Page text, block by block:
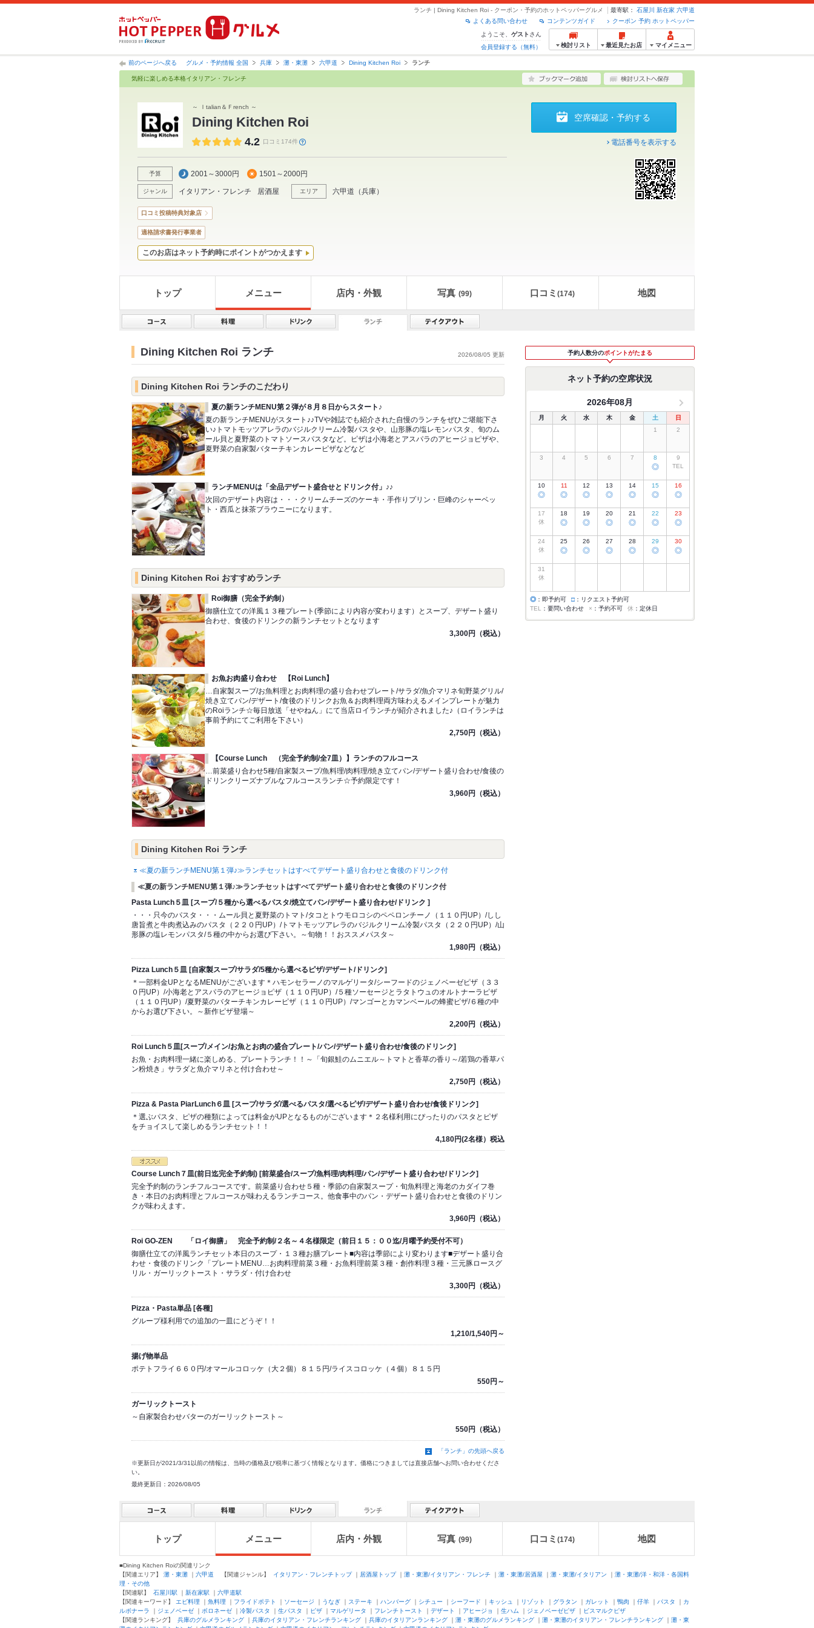
ランチ | Dining Kitchen Roi - クーポン・予約のホットペッパーグルメ 最寄駅： 石屋川 新在家 六甲道
クーポン 予約 ホットペッパー
コンテンツガイド
よくある問い合わせ
ようこそ、 ゲスト さん
会員登録する（無料）
検討リスト 最近見たお店 マイメニュー
前のページへ戻る グルメ・予約情報 全国 兵庫 灘・東灘 六甲道 Dining Kitchen Roi ランチ
気軽に楽しめる本格イタリアン・フレンチ
～ Ｉtalian＆Ｆrench ～
Dining Kitchen Roi
4.2 口コミ174件
予算 2001～3000円 1501～2000円
ジャンル イタリアン・フレンチ 居酒屋 エリア 六甲道 （兵庫）
空席確認・予約する
電話番号を表示する
口コミ投稿特典対象店
適格請求書発行事業者
このお店はネット予約時にポイントがつかえます
トップ メニュー 店内・外観 写真 (99) 口コミ (174) 地図
Dining Kitchen Roi ランチ 2026/08/05 更新
Dining Kitchen Roi ランチのこだわり
夏の新ランチMENU第２弾が８月８日からスタート♪
夏の新ランチMENUがスタート♪♪TVや雑誌でも紹介された自慢のランチをぜひご堪能下さ
い♪トマトモッツアレラのバジルクリーム冷製パスタや、山形豚の塩レモンパスタ、旬のム
ール貝と夏野菜のトマトソースパスタなど。ピザは小海老とアスパラのアヒージョピザや、
夏野菜の自家製バターチキンカレーピザなどなど
ランチMENUは「全品デザート盛合せとドリンク付」♪♪
次回のデザート内容は・・・クリームチーズのケーキ・手作りプリン・巨峰のシャーベッ
ト・西瓜と抹茶ブラウニーになります。
Dining Kitchen Roi おすすめランチ
Roi御膳（完全予約制）
御膳仕立ての洋風１３種プレート(季節により内容が変わります）とスープ、デザート盛り
合わせ、食後のドリンクの新ランチセットとなります
3,300円（税込）
お魚お肉盛り合わせ 【Roi Lunch】
…自家製スープ/お魚料理とお肉料理の盛り合わせプレート/サラダ/魚介マリネ旬野菜グリル/
焼き立てパン/デザート/食後のドリンクお魚＆お肉料理両方味わえるメインプレートが魅力
のRoiランチ☆毎日放送「せやねん」にて当店ロイランチが紹介されました♪（ロイランチは
事前予約にてご利用を下さい）
2,750円（税込）
【Course Lunch （完全予約制/全7皿）】ランチのフルコース
…前菜盛り合わせ5種/自家製スープ/魚料理/肉料理/焼き立てパン/デザート盛り合わせ/食後の
ドリンクリーズナブルなフルコースランチ☆予約限定です！
3,960円（税込）
Dining Kitchen Roi ランチ
≪夏の新ランチMENU第１弾♪≫ランチセットはすべてデザート盛り合わせと食後のドリンク付
≪夏の新ランチMENU第１弾♪≫ランチセットはすべてデザート盛り合わせと食後のドリンク付
Pasta Lunch５皿 [スープ/５種から選べるパスタ/焼立てパン/デザート盛り合わせ/ドリンク ]
・・・只今のパスタ・・・ムール貝と夏野菜のトマト/タコとトウモロコシのペペロンチーノ（１１０円UP）/しし
唐旨煮と牛肉煮込みのパスタ（２２０円UP）/トマトモッツアレラのバジルクリーム冷製パスタ（２２０円UP）/山
形豚の塩レモンパスタ/５種の中からお選び下さい。～旬物！！おススメパスタ～
1,980円（税込）
Pizza Lunch５皿 [自家製スープ/サラダ/5種から選べるピザ/デザート/ドリンク]
＊一部料金UPとなるMENUがございます＊ハモンセラーノのマルゲリータ/シーフードのジェノベーゼピザ（３３
０円UP）/小海老とアスパラのアヒージョピザ（１１０円UP）/５種ソーセージとラタトウュのオルトナーラピザ
（１１０円UP）/夏野菜のバターチキンカレーピザ（１１０円UP）/マンゴーとカマンベールの蜂蜜ピザ/６種の中
からお選び下さい。～新作ピザ登場～
2,200円（税込）
Roi Lunch５皿[スープ/メイン/お魚とお肉の盛合プレート/パン/デザート盛り合わせ/食後のドリンク]
お魚・お肉料理一緒に楽しめる、プレートランチ！！～「旬銀鮭のムニエル～トマトと香草の香り～/若鶏の香草パ
ン粉焼き」サラダと魚介マリネと付け合わせ～
2,750円（税込）
Pizza & Pasta PiarLunch６皿 [スープ/サラダ/選べるパスタ/選べるピザ/デザート盛り合わせ/食後ドリンク]
＊選ぶパスタ、ピザの種類によっては料金がUPとなるものがございます＊２名様利用にぴったりのパスタとピザ
をチョイスして楽しめるランチセット！！
4,180円(2名様）税込
Course Lunch７皿(前日迄完全予約制) [前菜盛合/スープ/魚料理/肉料理/パン/デザート盛り合わせ/ドリンク]
完全予約制のランチフルコースです。前菜盛り合わせ５種・季節の自家製スープ・旬魚料理と海老のカダイフ巻
き・本日のお肉料理とフルコースが味わえるランチコース。他食事中のパン・デザート盛り合わせと食後のドリン
クが味わえます。
3,960円（税込）
Roi GO-ZEN 「ロイ御膳」 完全予約制/２名～４名様限定（前日１５：００迄/月曜予約受付不可）
御膳仕立ての洋風ランチセット本日のスープ・１３種お膳プレート■内容は季節により変わります■デザート盛り合
わせ・食後のドリンク「プレートMENU…お肉料理前菜３種・お魚料理前菜３種・創作料理３種・三元豚ロースグ
リル・ガーリックトースト・サラダ・付け合わせ
3,300円（税込）
Pizza・Pasta単品 [各種]
グループ様利用での追加の一皿にどうぞ！！
1,210/1,540円～
揚げ物単品
ポテトフライ６６０円/オマールコロッケ（大２個）８１５円/ライスコロッケ（４個）８１５円
550円～
ガーリックトースト
～自家製合わせバターのガーリックトースト～
550円（税込）
「ランチ」の先頭へ戻る
※更新日が2021/3/31以前の情報は、当時の価格及び税率に基づく情報となります。価格につきましては直接店舗へお問い合わせくださ
い。
最終更新日：2026/08/05
予約人数分のポイントがたまる
ネット予約の空席状況
2026年08月
月 火 水 木 金 土
日
1
2
3 4 5 6 7 8
◎
9
TEL
10
◎
11
◎
12
◎
13
◎
14
◎
15
◎
16
◎
17
休
18
◎
19
◎
20
◎
21
◎
22
◎
23
◎
24
休
25
◎
26
◎
27
◎
28
◎
29
◎
30
◎
31
休
◎ ：即予約可 □ ：リクエスト予約可
TEL
：要問い合わせ × ：予約不可 休 ：定休日
トップ メニュー 店内・外観 写真 (99) 口コミ (174) 地図
■Dining Kitchen Roiの関連リンク
【関連エリア】 灘・東灘 ｜ 六甲道 【関連ジャンル】 イタリアン・フレンチトップ｜ 居酒屋トップ｜ 灘・東灘/イタリアン・フレンチ ｜ 灘・東灘/居酒屋 ｜ 灘・東灘/イタリアン ｜ 灘・東灘/洋・和洋・各国料
理・その他
【関連駅】 石屋川駅 ｜ 新在家駅 ｜ 六甲道駅
【関連キーワード】 エビ料理 ｜ 魚料理 ｜ フライドポテト ｜ ソーセージ ｜ うなぎ ｜ ステーキ ｜ ハンバーグ ｜ シチュー ｜ シーフード ｜ キッシュ ｜ リゾット ｜ グラタン ｜ ガレット ｜ 鴨肉 ｜ 仔羊 ｜ パスタ ｜ カ
ルボナーラ ｜ ジェノベーゼ ｜ ボロネーゼ ｜ 冷製パスタ ｜ 生パスタ ｜ ピザ ｜ マルゲリータ ｜ フレンチトースト ｜ デザート ｜ アヒージョ ｜ 生ハム ｜ ジェノベーゼピザ ｜ ビスマルクピザ
【関連ランキング】 兵庫のグルメランキング ｜ 兵庫のイタリアン・フレンチランキング ｜ 兵庫のイタリアンランキング ｜ 灘・東灘のグルメランキング ｜ 灘・東灘のイタリアン・フレンチランキング ｜ 灘・東